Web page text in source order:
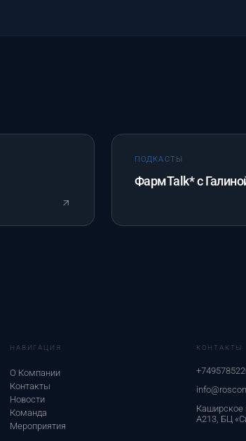
ПОДКАСТЫ
ФармTalk* с
НАВИГАЦИЯ
О Компании
Контакты
Новости
Команда
Мероприятия
КОНТАКТЫ
Каширское
А213, БЦ